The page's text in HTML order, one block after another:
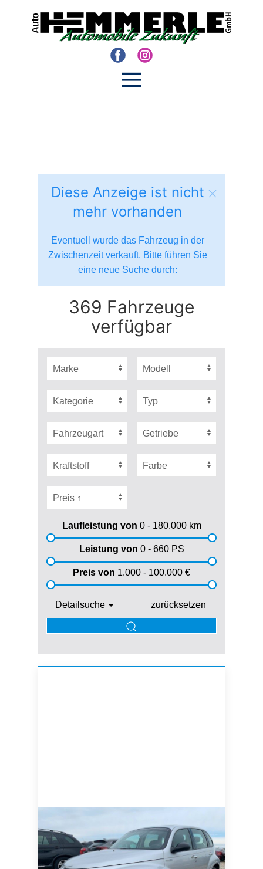
Diese Anzeige ist nicht
mehr vorhanden
Eventuell wurde das Fahrzeug in der
Zwischenzeit verkauft. Bitte führen Sie
eine neue Suche durch:
369 Fahrzeuge
verfügbar
Laufleistung von 0 - 180.000km
Leistung von 0 - 660PS
Preis von 1.000 - 100.000 €
Detailsuche zurücksetzen